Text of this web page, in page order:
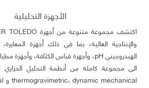
الأجهزة التحليلية
والإنتاجية العالية، بما في ذلك أجهزة